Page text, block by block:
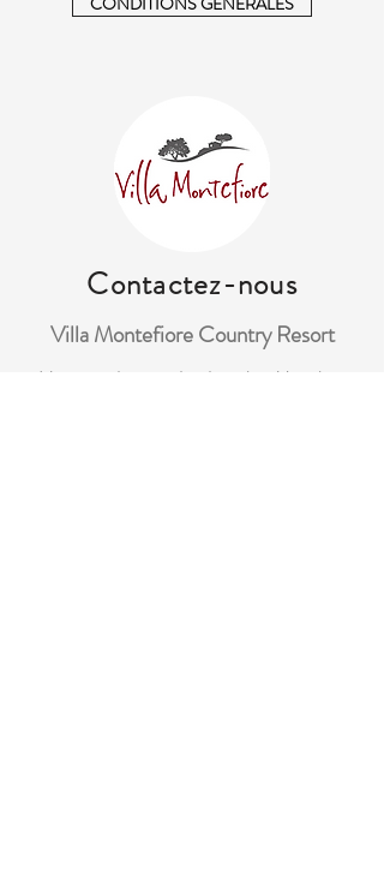
Contactez-nous
Villa Montefiore Country Resort
Un coin de paradis dans les Marches